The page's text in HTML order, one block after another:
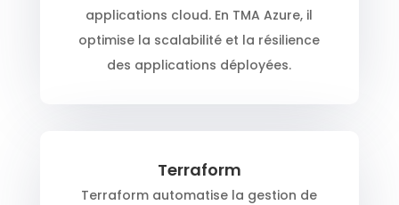
applications cloud. En TMA Azure, il
optimise la scalabilité et la résilience
des applications déployées.
Terraform
Terraform automatise la gestion de